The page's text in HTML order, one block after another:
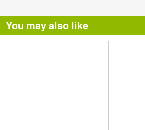
You may also like